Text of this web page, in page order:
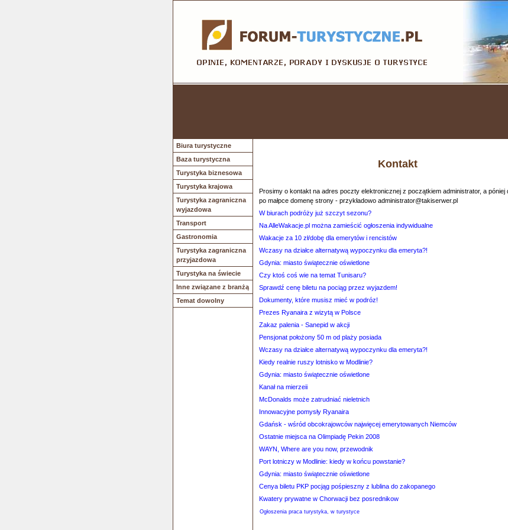
Biura turystyczne
Baza turystyczna
Turystyka biznesowa
Turystyka krajowa
Turystyka zagraniczna
wyjazdowa
Transport
Gastronomia
Turystyka zagraniczna
przyjazdowa
Turystyka na świecie
Inne związane z branżą
Temat dowolny
Kontakt
Prosimy o kontakt na adres poczty elektronicznej z początkiem administrator, a póniej
po małpce domenę strony - przykładowo administrator@takiserwer.pl
W biurach podróży już szczyt sezonu?
Na AlleWakacje.pl można zamieścić ogłoszenia indywidualne
Wakacje za 10 zł/dobę dla emerytów i rencistów
Wczasy na działce alternatywą wypoczynku dla emeryta?!
Gdynia: miasto świątecznie oświetlone
Czy ktoś coś wie na temat Tunisaru?
Sprawdź cenę biletu na pociąg przez wyjazdem!
Dokumenty, które musisz mieć w podróz!
Prezes Ryanaira z wizytą w Polsce
Zakaz palenia - Sanepid w akcji
Pensjonat położony 50 m od plaży posiada
Wczasy na działce alternatywą wypoczynku dla emeryta?!
Kiedy realnie ruszy lotnisko w Modlinie?
Gdynia: miasto świątecznie oświetlone
Kanał na mierzeii
McDonalds może zatrudniać nieletnich
Innowacyjne pomysły Ryanaira
Gdańsk - wśród obcokrajowców najwięcej emerytowanych Niemców
Ostatnie miejsca na Olimpiadę Pekin 2008
WAYN, Where are you now, przewodnik
Port lotniczy w Modlinie: kiedy w końcu powstanie?
Gdynia: miasto świątecznie oświetlone
Cenya biletu PKP pocjąg pośpieszny z lublina do zakopanego
Kwatery prywatne w Chorwacji bez posrednikow
Ogłoszenia praca turystyka, w turystyce